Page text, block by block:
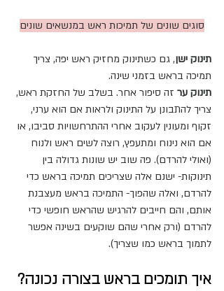
סוגים שונים של תמיכות ראש במנשאים שונים
תינוק ישן, גם כשתינוק מחזיק ראש יפה, צריך
תמיכה בראש בזמני שינה.
תינוק ער זה סיפור אחר. בשלב של החזקת ראש,
צריך להתבונן על התינוק ולראות אם הוא ערני,
זקוף ומעונין לעקוב אחרי ההתרחשויות סביבו, או
אם הוא נינוח ומתעפץ, רוצה לשים ראש ולנוח
(ואולי להרדם). פה שוב יש שונות גדולה בין
תינוקות- ישנם אלה שצריכים תמיכה בראש כדי
להרדם, ואלה שהפוך- התמיכה בראש מעצבנת
אותם, והם חייבים להרגיש שהראש חופשי כדי
להרדם (ורק אחרי שהם שוקעים בשינה אפשר
לתמוך בראש כמו שצריך).
איך תומכים בראש בצורה נכונה?